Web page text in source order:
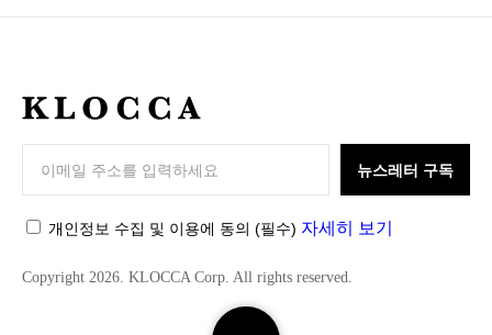
검
K
C
C
뉴스레터 구독
개인정보 수집 및 이용에 동의 (필수) 자세히 보기
Copyright 2026. KLOCCA Corp. All rights reserved.